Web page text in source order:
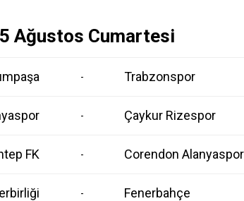
Ağustos Cumartesi
- Trabzonspor
- Çaykur Rizespor
FK - Corendon Alanyaspor
- Fenerbahçe